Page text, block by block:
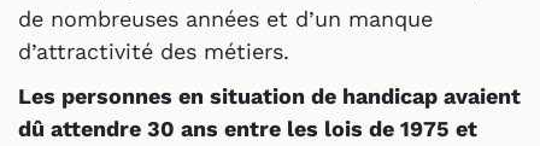
de nombreuses années et d’un manque
d’attractivité des métiers.
Les personnes en situation de handicap avaient
dû attendre 30 ans entre les lois de 1975 et